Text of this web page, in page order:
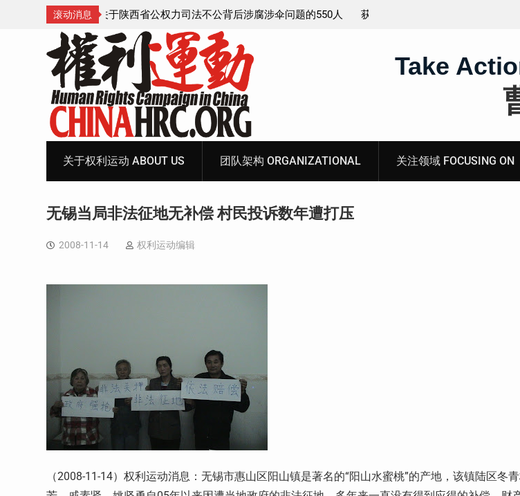
滚动消息
涉伞问题的550人
获刑8年的安徽省合肥市法轮功学员、软件工程师唐志
飞的案情及简历
Take
关于权利运动 ABOUT US 团队架构 ORGANIZATIONAL 关注领域 FOCUSING ON
无锡当局非法征地无补偿 村民投诉数年遭打压
2008-11-14 权利运动编辑
（2008-11-14）权利运动消息：无锡市惠山区阳山镇是著名的“阳山水蜜桃”的产地，该镇陆区冬